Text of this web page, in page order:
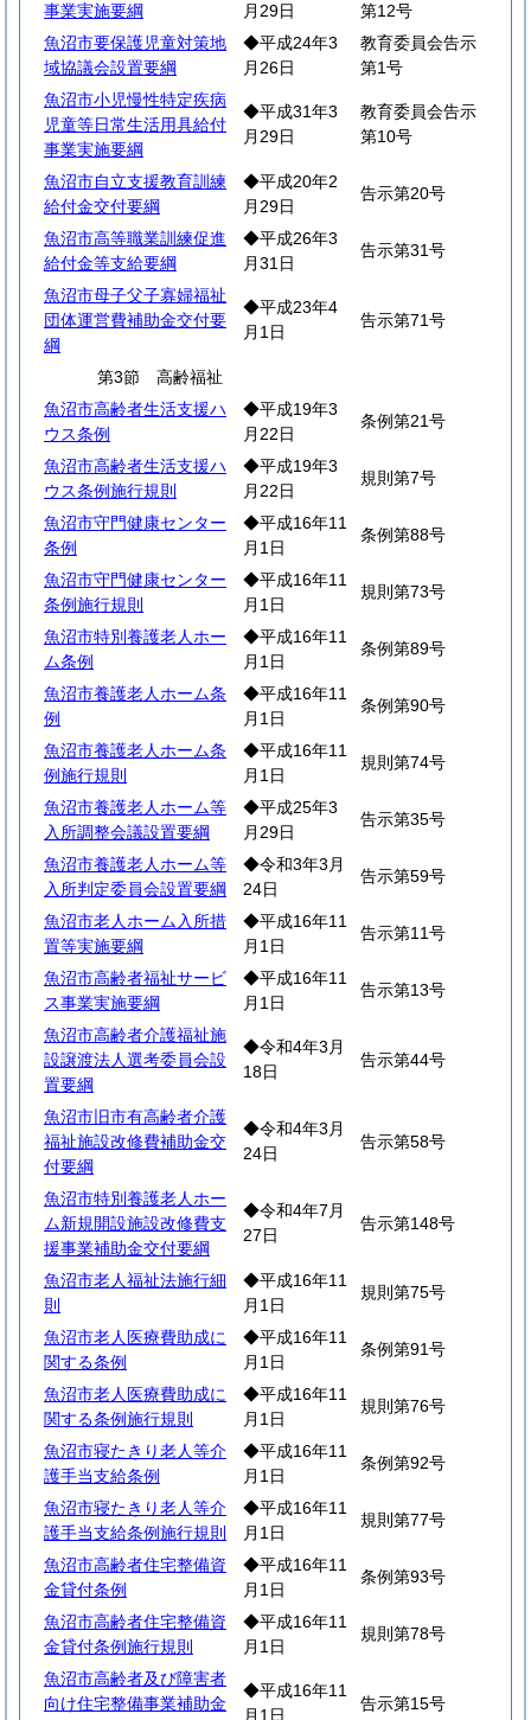
事業実施要綱
月29日
第12号
魚沼市要保護児童対策地
域協議会設置要綱
◆平成24年3
月26日
教育委員会告示
第1号
魚沼市小児慢性特定疾病
児童等日常生活用具給付
事業実施要綱
◆平成31年3
月29日
教育委員会告示
第10号
魚沼市自立支援教育訓練
給付金交付要綱
◆平成20年2
月29日
告示第20号
魚沼市高等職業訓練促進
給付金等支給要綱
◆平成26年3
月31日
告示第31号
魚沼市母子父子寡婦福祉
団体運営費補助金交付要
綱
◆平成23年4
月1日
告示第71号
第3節 高齢福祉
魚沼市高齢者生活支援ハ
ウス条例
◆平成19年3
月22日
条例第21号
魚沼市高齢者生活支援ハ
ウス条例施行規則
◆平成19年3
月22日
規則第7号
魚沼市守門健康センター
条例
◆平成16年11
月1日
条例第88号
魚沼市守門健康センター
条例施行規則
◆平成16年11
月1日
規則第73号
魚沼市特別養護老人ホー
ム条例
◆平成16年11
月1日
条例第89号
魚沼市養護老人ホーム条
例
◆平成16年11
月1日
条例第90号
魚沼市養護老人ホーム条
例施行規則
◆平成16年11
月1日
規則第74号
魚沼市養護老人ホーム等
入所調整会議設置要綱
◆平成25年3
月29日
告示第35号
魚沼市養護老人ホーム等
入所判定委員会設置要綱
◆令和3年3月
24日
告示第59号
魚沼市老人ホーム入所措
置等実施要綱
◆平成16年11
月1日
告示第11号
魚沼市高齢者福祉サービ
ス事業実施要綱
◆平成16年11
月1日
告示第13号
魚沼市高齢者介護福祉施
設譲渡法人選考委員会設
置要綱
◆令和4年3月
18日
告示第44号
魚沼市旧市有高齢者介護
福祉施設改修費補助金交
付要綱
◆令和4年3月
24日
告示第58号
魚沼市特別養護老人ホー
ム新規開設施設改修費支
援事業補助金交付要綱
◆令和4年7月
27日
告示第148号
魚沼市老人福祉法施行細
則
◆平成16年11
月1日
規則第75号
魚沼市老人医療費助成に
関する条例
◆平成16年11
月1日
条例第91号
魚沼市老人医療費助成に
関する条例施行規則
◆平成16年11
月1日
規則第76号
魚沼市寝たきり老人等介
護手当支給条例
◆平成16年11
月1日
条例第92号
魚沼市寝たきり老人等介
護手当支給条例施行規則
◆平成16年11
月1日
規則第77号
魚沼市高齢者住宅整備資
金貸付条例
◆平成16年11
月1日
条例第93号
魚沼市高齢者住宅整備資
金貸付条例施行規則
◆平成16年11
月1日
規則第78号
魚沼市高齢者及び障害者
向け住宅整備事業補助金
◆平成16年11
月1日
告示第15号